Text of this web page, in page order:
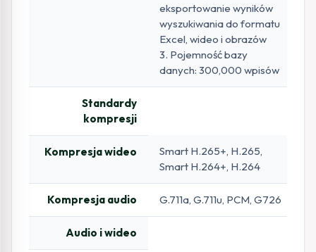
eksportowanie wyników
wyszukiwania do formatu
Excel, wideo i obrazów
3. Pojemność bazy
danych: 300,000 wpisów
Standardy
kompresji
Kompresja wideo
Smart H.265+, H.265,
Smart H.264+, H.264
Kompresja audio G.711a, G.711u, PCM, G726
Audio i wideo